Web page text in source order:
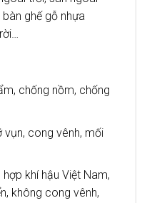
ghế gỗ nhựa
chống nồm, chống
cong vênh, mối
khí hậu Việt Nam,
không cong vênh,